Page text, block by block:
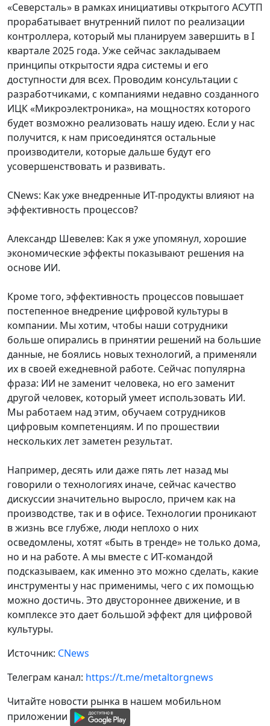
«Северсталь» в рамках инициативы открытого АСУТП
прорабатывает внутренний пилот по реализации
контроллера, который мы планируем завершить в I
квартале 2025 года. Уже сейчас закладываем
принципы открытости ядра системы и его
доступности для всех. Проводим консультации с
разработчиками, с компаниями недавно созданного
ИЦК «Микроэлектроника», на мощностях которого
будет возможно реализовать нашу идею. Если у нас
получится, к нам присоединятся остальные
производители, которые дальше будут его
усовершенствовать и развивать.
CNews: Как уже внедренные ИТ-продукты влияют на
эффективность процессов?
Александр Шевелев: Как я уже упомянул, хорошие
экономические эффекты показывают решения на
основе ИИ.
Кроме того, эффективность процессов повышает
постепенное внедрение цифровой культуры в
компании. Мы хотим, чтобы наши сотрудники
больше опирались в принятии решений на большие
данные, не боялись новых технологий, а применяли
их в своей ежедневной работе. Сейчас популярна
фраза: ИИ не заменит человека, но его заменит
другой человек, который умеет использовать ИИ.
Мы работаем над этим, обучаем сотрудников
цифровым компетенциям. И по прошествии
нескольких лет заметен результат.
Например, десять или даже пять лет назад мы
говорили о технологиях иначе, сейчас качество
дискуссии значительно выросло, причем как на
производстве, так и в офисе. Технологии проникают
в жизнь все глубже, люди неплохо о них
осведомлены, хотят «быть в тренде» не только дома,
но и на работе. А мы вместе с ИТ-командой
подсказываем, как именно это можно сделать, какие
инструменты у нас применимы, чего с их помощью
можно достичь. Это двустороннее движение, и в
комплексе это дает большой эффект для цифровой
культуры.
Источник: CNews
Телеграм канал: https://t.me/metaltorgnews
Читайте новости рынка в нашем мобильном
приложении